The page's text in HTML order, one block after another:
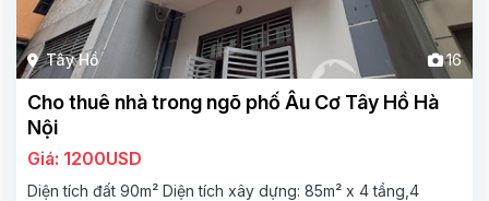
Tây Hồ 16
Cho thuê nhà trong ngõ phố Âu Cơ Tây Hồ Hà
Nội
Giá: 1200USD
Diện tích đất 90m² Diện tích xây dựng: 85m² x 4 tầng,4